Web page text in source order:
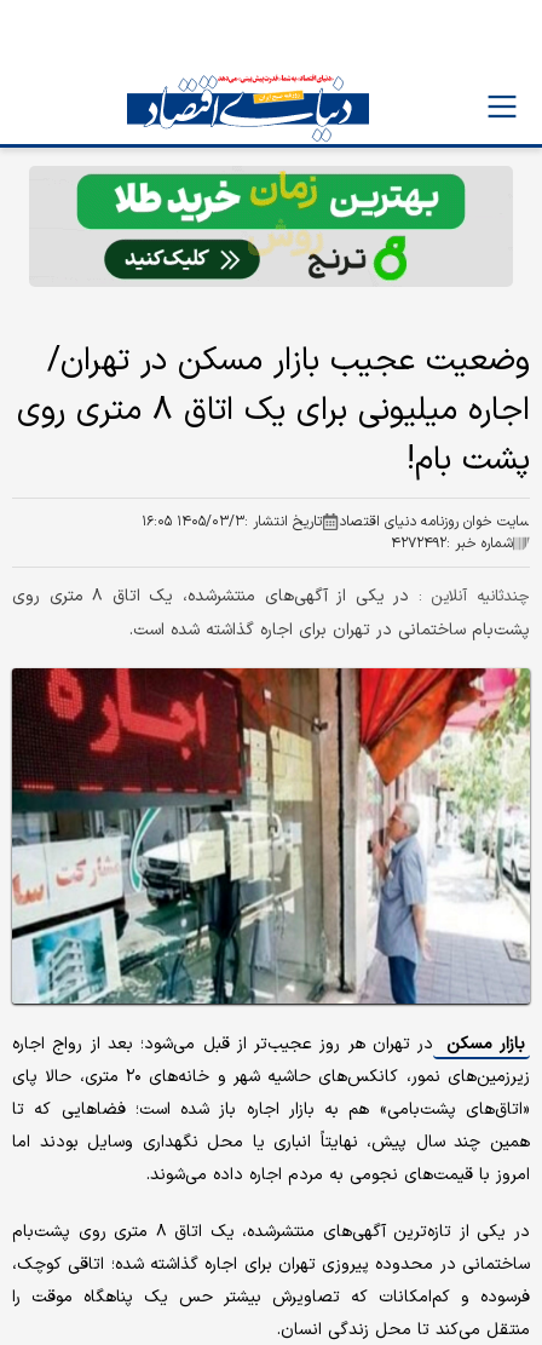
وضعیت عجیب بازار مسکن در تهران/
اجاره میلیونی برای یک اتاق ۸ متری روی
پشت بام!
سایت خوان روزنامه دنیای اقتصاد تاریخ انتشار :۱۴۰۵/۰۳/۳ ۱۶:۰۵
شماره خبر :۴۲۷۲۴۹۲
چندثانیه آنلاین :
در یکی از آگهی‌های منتشرشده، یک اتاق ۸ متری روی
پشت‌بام ساختمانی در تهران برای اجاره گذاشته شده است.
بازار مسکن
در تهران هر روز عجیب‌تر از قبل می‌شود؛ بعد از رواج اجاره
زیرزمین‌های نمور، کانکس‌های حاشیه شهر و خانه‌های ۲۰ متری، حالا پای
«اتاق‌های پشت‌بامی» هم به بازار اجاره باز شده است؛ فضاهایی که تا
همین چند سال پیش، نهایتاً انباری یا محل نگهداری وسایل بودند اما
امروز با قیمت‌های نجومی به مردم اجاره داده می‌شوند.
در یکی از تازه‌ترین آگهی‌های منتشرشده، یک اتاق ۸ متری روی پشت‌بام
ساختمانی در محدوده پیروزی تهران برای اجاره گذاشته شده؛ اتاقی کوچک،
فرسوده و کم‌امکانات که تصاویرش بیشتر حس یک پناهگاه موقت را
منتقل می‌کند تا محل زندگی انسان.